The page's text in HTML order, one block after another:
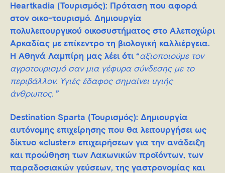
Heartkadia (Τουρισμός): Πρόταση που αφορά
στον οικο-τουρισμό. Δημιουργία
πολυλειτουργικού οικοσυστήματος στο Αλεποχώρι
Αρκαδίας με επίκεντρο τη βιολογική καλλιέργεια.
H Αθηνά Λαμπίρη μας λέει ότι “αξιοποιούμε τον
αγροτουρισμό σαν μια γέφυρα σύνδεσης με το
περιβάλλον. Υγιές έδαφος σημαίνει υγιής
άνθρωπος. ”
Destination Sparta (Τουρισμός): Δημιουργία
αυτόνομης επιχείρησης που θα λειτουργήσει ως
δίκτυο «cluster» επιχειρήσεων για την ανάδειξη
και προώθηση των Λακωνικών προϊόντων, των
παραδοσιακών γεύσεων, της γαστρονομίας και